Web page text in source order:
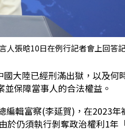
人張晗10日在例行記者會上回答
大陸已經刑滿出獄，以及何
保障當事人的合法權益。
編輯富察(李延賀)，在2023
於仍須執行剝奪政治權利1年